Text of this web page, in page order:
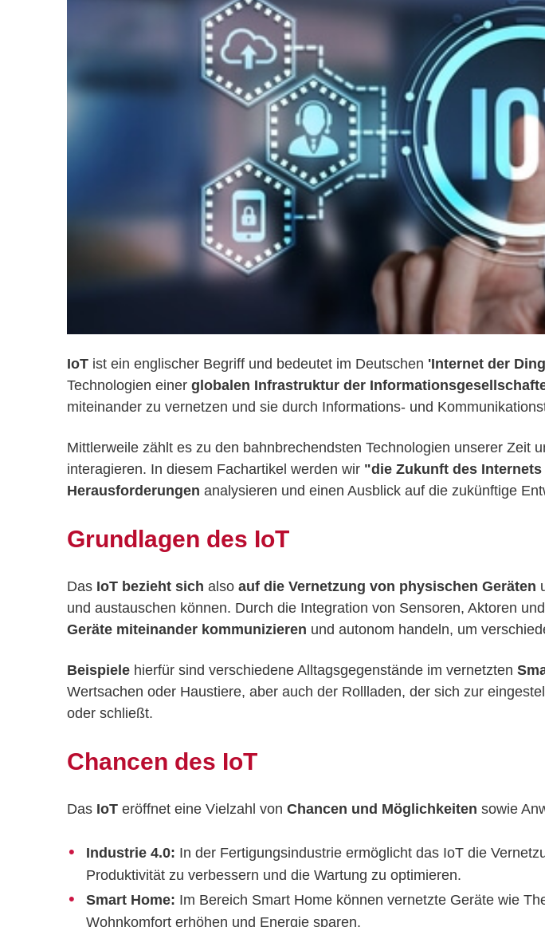
IoT ist ein englischer Begriff und bedeutet im Deutschen 'Internet der
Technologien einer globalen Infrastruktur der
miteinander zu vernetzen und sie durch Informations- und
Mittlerweile zählt es zu den bahnbrechendsten Technologien unserer Zeit
interagieren. In diesem Fachartikel werden wir "die Zukunft des Internets
Herausforderungen analysieren und einen Ausblick auf die zukünftige
Grundlagen des IoT
Das IoT bezieht sich also auf die Vernetzung von physischen Geräten
und austauschen können. Durch die Integration von Sensoren, Aktoren
Geräte miteinander kommunizieren und autonom handeln, um
Beispiele hierfür sind verschiedene Alltagsgegenstände im vernetzten
Wertsachen oder Haustiere, aber auch der Rollladen, der sich zur
oder schließt.
Chancen des IoT
Das IoT eröffnet eine Vielzahl von Chancen und Möglichkeiten sowie
Industrie 4.0: In der Fertigungsindustrie ermöglicht das IoT die
Produktivität zu verbessern und die Wartung zu optimieren.
Smart Home: Im Bereich Smart Home können vernetzte Geräte wie
Wohnkomfort erhöhen und Energie sparen.